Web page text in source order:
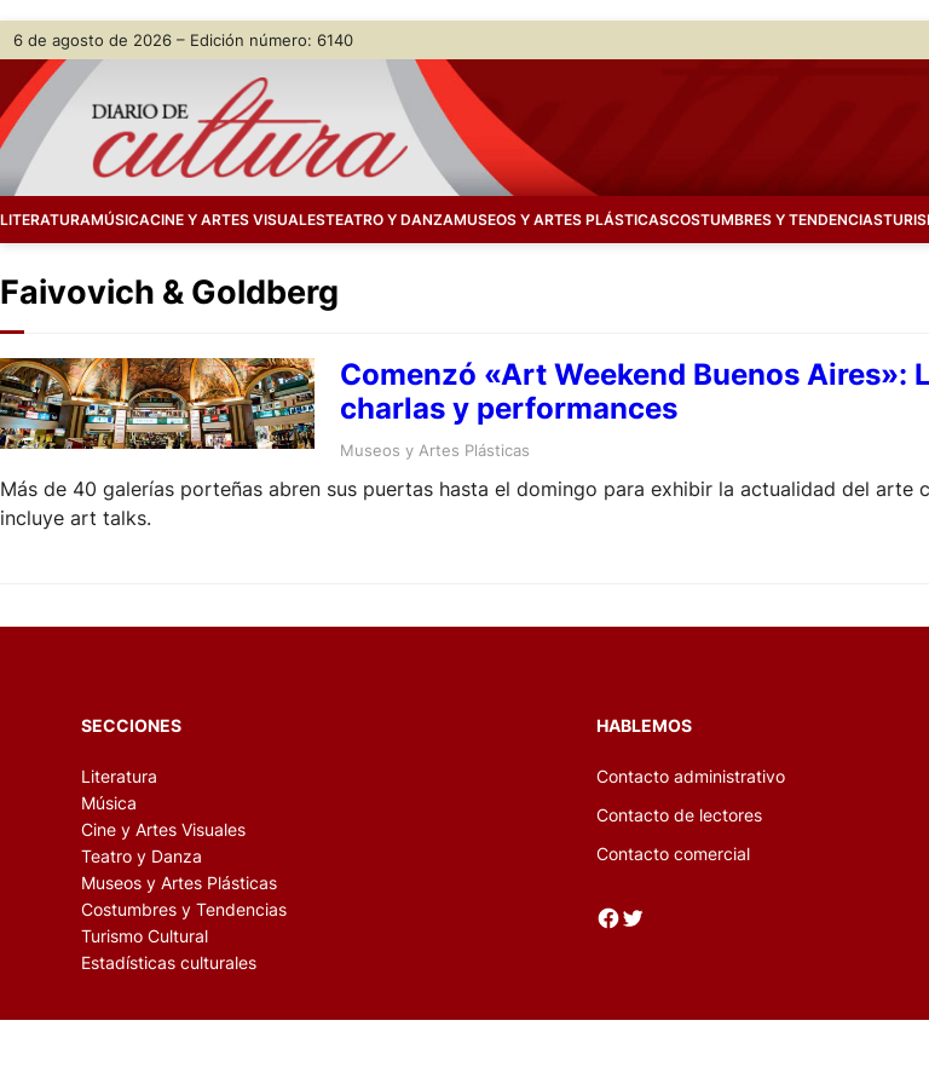
Skip
content
6 de agosto de 2026 – Edición número: 6140
LITERATURAMÚSICACINE Y ARTES VISUALESTEATRO Y DANZAMUSEOS Y ARTES PLÁSTICASCOSTUMBRES Y TENDENCIAS
Faivovich & Goldberg
Comenzó «Art Weekend Buenos Aires»:
charlas y performances
Museos y Artes Plásticas
Más de 40 galerías porteñas abren sus puertas hasta el domingo para exhibir la actualidad del
incluye art talks.
SECCIONES
Literatura
Música
Cine y Artes Visuales
Teatro y Danza
Museos y Artes Plásticas
Costumbres y Tendencias
Turismo Cultural
Estadísticas culturales
HABLEMOS
Contacto administrativo
Contacto de lectores
Contacto comercial
Facebook Twitter